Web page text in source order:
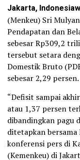
Jakarta,
(Menkeu) Sri
Pendapatan dan
sebesar Rp309,2
tersebut setara
Domestik Bruto
sebesar 2,29 persen.
“Defisit sampai
atau 1,37 persen
dibandingkan pagu
ditetapkan bersama
konferensi pers di
(Kemenkeu) di